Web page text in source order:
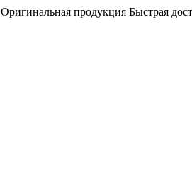
Оригинальная продукция Быстрая